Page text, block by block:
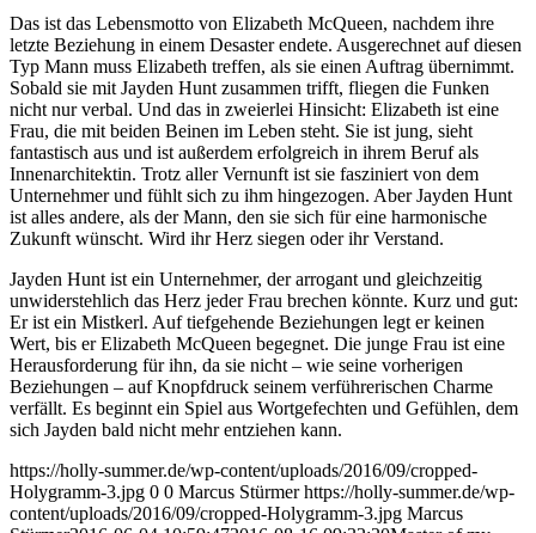
Das ist das Lebensmotto von Elizabeth McQueen, nachdem ihre
letzte Beziehung in einem Desaster endete. Ausgerechnet auf diesen
Typ Mann muss Elizabeth treffen, als sie einen Auftrag übernimmt.
Sobald sie mit Jayden Hunt zusammen trifft, fliegen die Funken
nicht nur verbal. Und das in zweierlei Hinsicht: Elizabeth ist eine
Frau, die mit beiden Beinen im Leben steht. Sie ist jung, sieht
fantastisch aus und ist außerdem erfolgreich in ihrem Beruf als
Innenarchitektin. Trotz aller Vernunft ist sie fasziniert von dem
Unternehmer und fühlt sich zu ihm hingezogen. Aber Jayden Hunt
ist alles andere, als der Mann, den sie sich für eine harmonische
Zukunft wünscht. Wird ihr Herz siegen oder ihr Verstand.
Jayden Hunt ist ein Unternehmer, der arrogant und gleichzeitig
unwiderstehlich das Herz jeder Frau brechen könnte. Kurz und gut:
Er ist ein Mistkerl. Auf tiefgehende Beziehungen legt er keinen
Wert, bis er Elizabeth McQueen begegnet. Die junge Frau ist eine
Herausforderung für ihn, da sie nicht – wie seine vorherigen
Beziehungen – auf Knopfdruck seinem verführerischen Charme
verfällt. Es beginnt ein Spiel aus Wortgefechten und Gefühlen, dem
sich Jayden bald nicht mehr entziehen kann.
https://holly-summer.de/wp-content/uploads/2016/09/cropped-
Holygramm-3.jpg 0 0 Marcus Stürmer https://holly-summer.de/wp-
content/uploads/2016/09/cropped-Holygramm-3.jpg Marcus